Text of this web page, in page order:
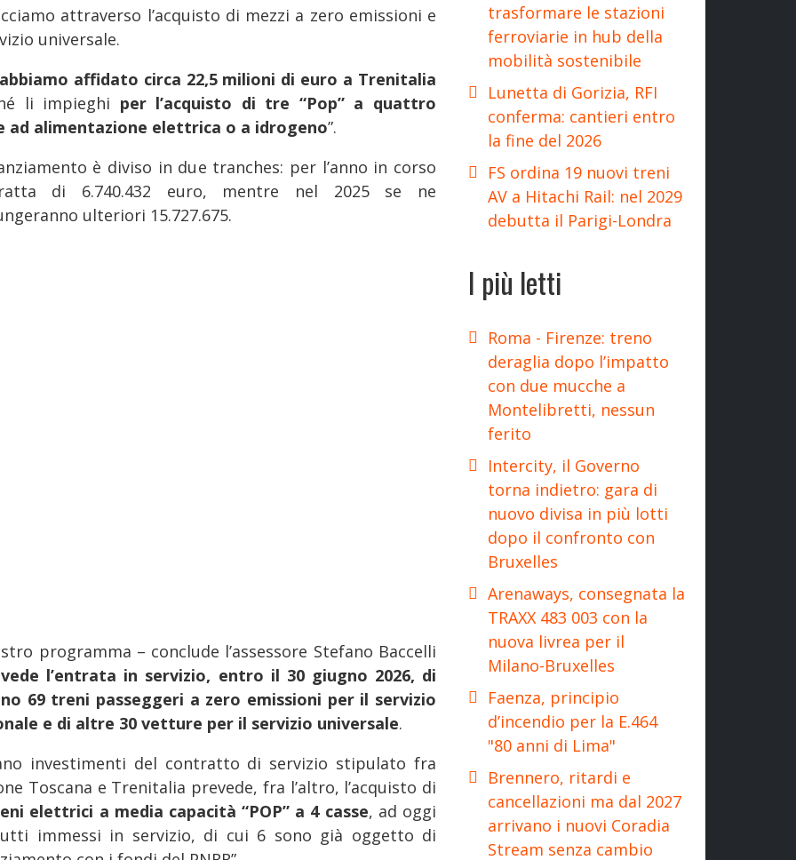
attraverso l’acquisto di mezzi a zero emissioni e
universale.
affidato circa 22,5 milioni di euro a Trenitalia
li impieghi per l’acquisto di tre “Pop” a quattro
ad alimentazione elettrica o a idrogeno”.
è diviso in due tranches: per l’anno in corso
di 6.740.432 euro, mentre nel 2025 se ne
ulteriori 15.727.675.
programma – conclude l’assessore Stefano Baccelli
l’entrata in servizio, entro il 30 giugno 2026, di
69 treni passeggeri a zero emissioni per il servizio
e di altre 30 vetture per il servizio universale.
investimenti del contratto di servizio stipulato fra
Toscana e Trenitalia prevede, fra l’altro, l’acquisto di
elettrici a media capacità “POP” a 4 casse, ad oggi
immessi in servizio, di cui 6 sono già oggetto di
trasformare le stazioni
ferroviarie in hub della
mobilità sostenibile
Lunetta di Gorizia, RFI
conferma: cantieri entro
la fine del 2026
FS ordina 19 nuovi treni
AV a Hitachi Rail: nel 2029
debutta il Parigi-Londra
I più letti
Roma - Firenze: treno
deraglia dopo l’impatto
con due mucche a
Montelibretti, nessun
ferito
Intercity, il Governo
torna indietro: gara di
nuovo divisa in più lotti
dopo il confronto con
Bruxelles
Arenaways, consegnata la
TRAXX 483 003 con la
nuova livrea per il
Milano-Bruxelles
Faenza, principio
d’incendio per la E.464
"80 anni di Lima"
Brennero, ritardi e
cancellazioni ma dal 2027
arrivano i nuovi Coradia
Stream senza cambio